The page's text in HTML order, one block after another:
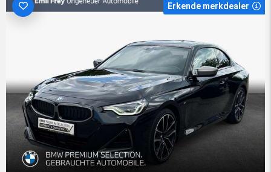
Erkende merkdealer